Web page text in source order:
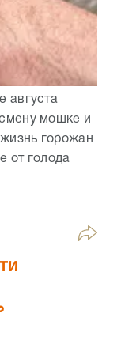
августа
мошке и
горожан
от голода